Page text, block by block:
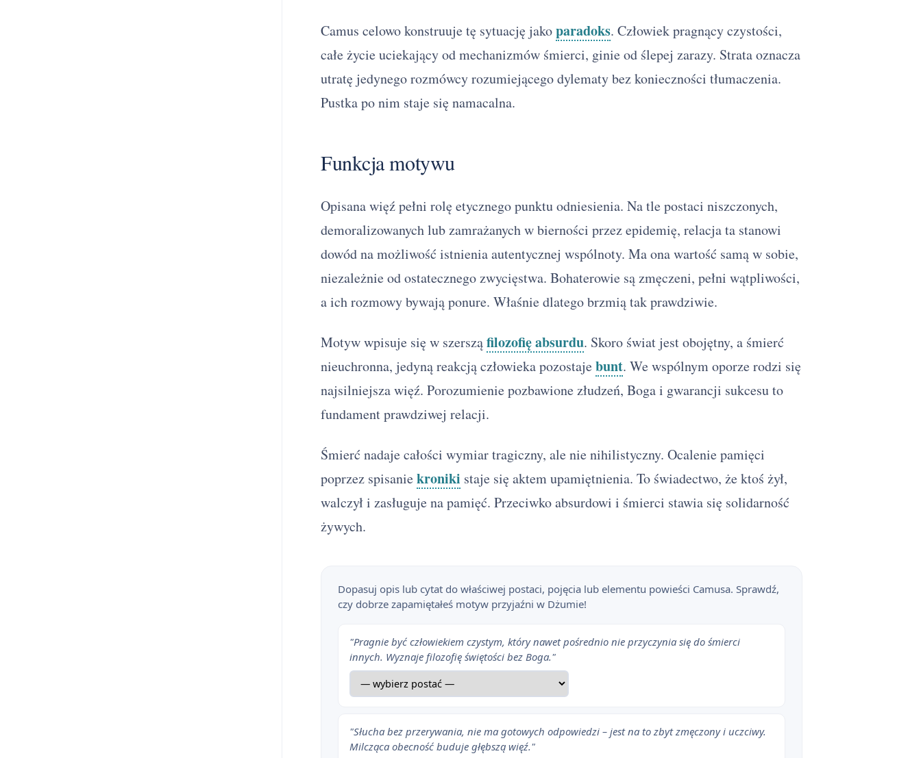
Camus celowo konstruuje tę sytuację jakoparadoks. Człowiek pragnący czystości,
całe życie uciekający od mechanizmów śmierci, ginie od ślepej zarazy. Strata oznacza
utratę jedynego rozmówcy rozumiejącego dylematy bez konieczności tłumaczenia.
Pustka po nim staje się namacalna.
Funkcja motywu
Opisana więź pełni rolę etycznego punktu odniesienia. Na tle postaci niszczonych,
demoralizowanych lub zamrażanych w bierności przez epidemię, relacja ta stanowi
dowód na możliwość istnienia autentycznej wspólnoty. Ma ona wartość samą w sobie,
niezależnie od ostatecznego zwycięstwa. Bohaterowie są zmęczeni, pełni wątpliwości,
a ich rozmowy bywają ponure. Właśnie dlatego brzmią tak prawdziwie.
Motyw wpisuje się w szersząfilozofię absurdu. Skoro świat jest obojętny, a śmierć
nieuchronna, jedyną reakcją człowieka pozostajebunt. We wspólnym oporze rodzi się
najsilniejsza więź. Porozumienie pozbawione złudzeń, Boga i gwarancji sukcesu to
fundament prawdziwej relacji.
Śmierć nadaje całości wymiar tragiczny, ale nie nihilistyczny. Ocalenie pamięci
poprzez spisaniekroniki staje się aktem upamiętnienia. To świadectwo, że ktoś żył,
walczył i zasługuje na pamięć. Przeciwko absurdowi i śmierci stawia się solidarność
żywych.
Dopasuj opis lub cytat do właściwej postaci, pojęcia lub elementu powieści Camusa. Sprawdź,
czy dobrze zapamiętałeś motyw przyjaźni w Dżumie!
"Pragnie być człowiekiem czystym, który nawet pośrednio nie przyczynia się do śmierci
innych. Wyznaje filozofię świętości bez Boga."
"Słucha bez przerywania, nie ma gotowych odpowiedzi – jest na to zbyt zmęczony i uczciwy.
Milcząca obecność buduje głębszą więź."